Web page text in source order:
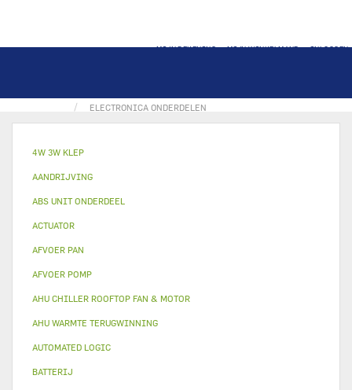
MIJN REKENING MIJN WINKELMAND INLOGGEN
ELECTRONICA ONDERDELEN
4W 3W KLEP
AANDRIJVING
ABS UNIT ONDERDEEL
ACTUATOR
AFVOER PAN
AFVOER POMP
AHU CHILLER ROOFTOP FAN & MOTOR
AHU WARMTE TERUGWINNING
AUTOMATED LOGIC
BATTERIJ